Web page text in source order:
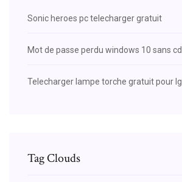
Sonic heroes pc telecharger gratuit
Mot de passe perdu windows 10 sans cd
Telecharger lampe torche gratuit pour lg
Tag Clouds